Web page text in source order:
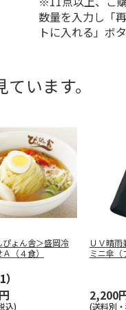
数量を入力し「
トに入れる」ボ
います。
ぴょん舎＞盛岡冷
（４食）
込)
ＵＶ晴雨
ミニ傘
2,200
(送料別